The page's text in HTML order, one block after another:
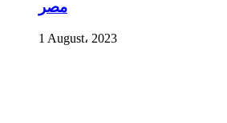
مصر
1 August، 2023